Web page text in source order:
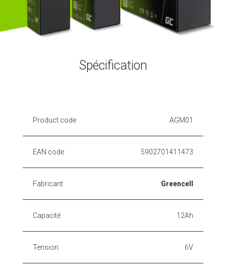
Spécification
Product code AGM01
EAN code 5902701411473
Fabricant Greencell
Capacité 12Ah
Tension 6V